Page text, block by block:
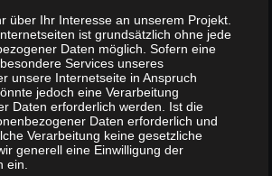
Frau Sabines
#7: Ein
aus dem
über Ihr Interesse an unserem Projekt.
ist grundsätzlich ohne jede
Daten möglich. Sofern eine
Services unseres
unsere Internetseite in Anspruch
jedoch eine Verarbeitung
Daten erforderlich werden. Ist die
Daten erforderlich und
Verarbeitung keine gesetzliche
generell eine Einwilligung der
ein.